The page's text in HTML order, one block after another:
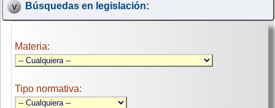
Búsquedas en legislación:
Materia:
Tipo normativa: